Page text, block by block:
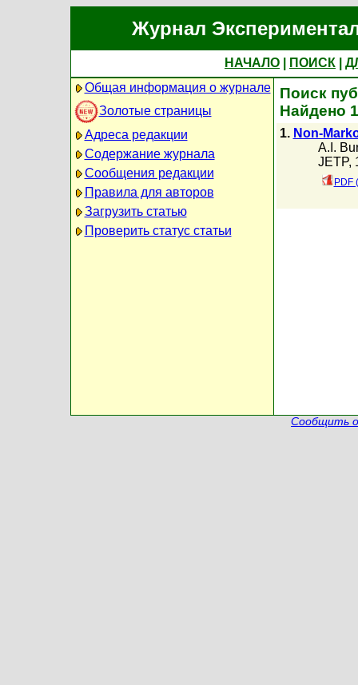
Журнал
НАЧАЛО ПОИСК
Общая информация о журнале
Золотые страницы
Адреса редакции
Содержание журнала
Сообщения редакции
Правила для авторов
Загрузить статью
Проверить статус статьи
Поиск
Найдено 1
1. Non-
A.I.
JETP,
PDF
Сообщить о